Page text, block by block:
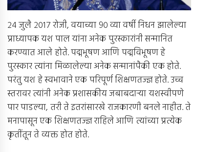
२४ जुलै २०१७ रोजी, वयाच्या ९० व्या वर्षी निधन झालेल्या
प्राध्यापक यश पाल यांना अनेक पुरस्कारांनी सन्मानित
करण्यात आले होते. पद्मभूषण आणि पद्मविभूषण हे
पुरस्कार त्यांना मिळालेल्या अनेक सन्मानांपैकी एक होते.
परंतु यश हे स्वभावाने एक परिपूर्ण शिक्षणतज्ज्ञ होते. उच्च
स्तरावर त्यांनी अनेक प्रशासकीय जबाबदार्‍या यशस्वीपणे
पार पाडल्या, तरी ते इतरांसारखे राजकारणी बनले नाहीत. ते
मनापासून एक शिक्षणतज्ज्ञ राहिले आणि त्यांच्या प्रत्येक
कृतींतून ते व्यक्त होत होते.